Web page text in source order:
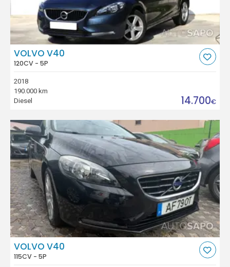
VOLVO V40
120CV - 5P
2018
190.000 km
Diesel
14.700€
VOLVO V40
115CV - 5P